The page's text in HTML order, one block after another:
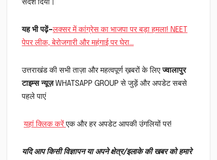
संदेश दिया।
यह भी पढ़ें–लक्सर में कांग्रेस का भाजपा पर बड़ा हमला! NEET
पेपर लीक, बेरोजगारी और महंगाई पर घेरा…
उत्तराखंड की सभी ताज़ा और महत्वपूर्ण ख़बरों के लिएज्वालापुर
टाइम्स न्यूज़WHATSAPP GROUP से जुड़ें और अपडेट सबसे
पहले पाएं
यहां क्लिक करेंएक और हर अपडेट आपकी उंगलियों पर!
यदि आप किसी विज्ञापन या अपने क्षेत्र/इलाके की खबर को हमारे